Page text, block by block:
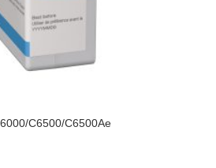
C6500/C6500Ae